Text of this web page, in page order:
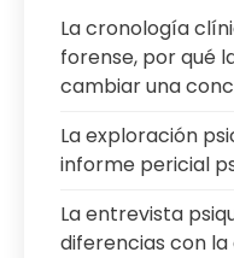
La cronología
forense, por qué
cambiar una
La exploración
informe pericial
La entrevista
diferencias con